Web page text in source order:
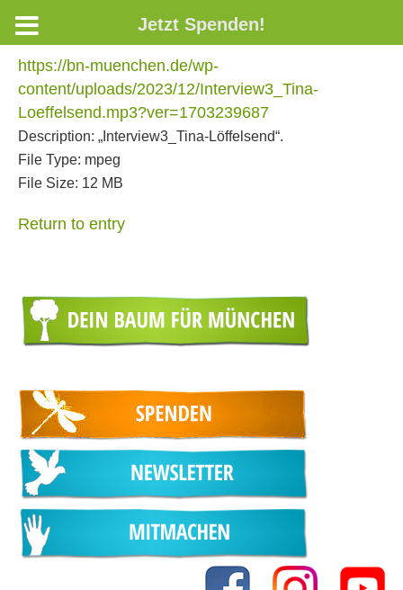
https://bn-muenchen.de/wp-
content/uploads/2023/12/Interview3_Tina-
Loeffelsend.mp3?ver=1703239687
Description: „Interview3_Tina-Löffelsend“.
File Type: mpeg
File Size: 12 MB
Return to entry
Jetzt Spenden!